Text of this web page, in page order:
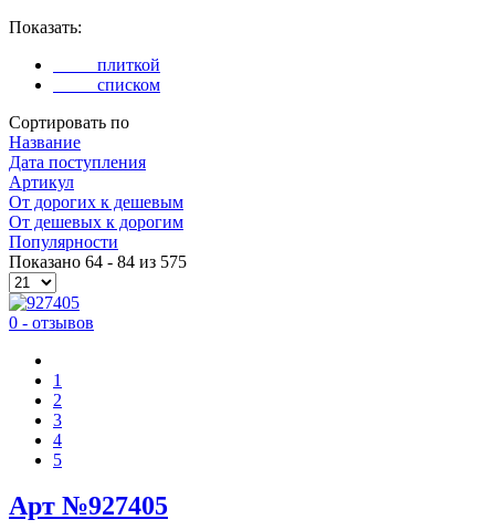
Показать:
плиткой
списком
Сортировать по
Название
Дата поступления
Артикул
Oт дорогих к дешевым
От дешевых к дорогим
Популярности
Показано 64 - 84 из 575
0 - отзывов
1
2
3
4
5
Арт №927405